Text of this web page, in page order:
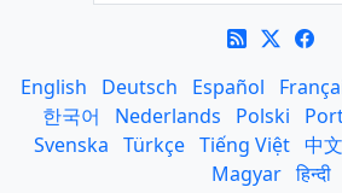
English Deutsch Español
한국어
Nederlands Polski
Svenska Türkçe Tiếng Việt 中
Magyar हिन्दी